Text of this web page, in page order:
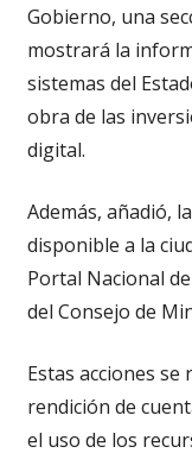
Gobierno, una
mostrará la
sistemas del
obra de las
digital.
Además, añadió,
disponible a la
Portal Nacional
del Consejo de
Estas acciones
rendición de
el uso de los